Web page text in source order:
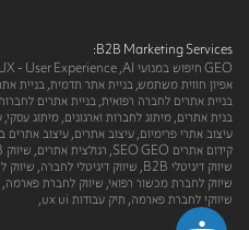
B2B Marketing Services:
GEO חיפוש במנועי AI, - User Experience,
אפיון חווית משתמש,בניית אתר תדמית,בניית
בניית אתרים לחברה רפואית,בניית אתרים
בנית אתרים,מיתוג לחברות וארגונים,מיתוג עסקי,
עיצוב אתרי פרימיום,עיצוב אתרים,עיצוב
קידום אתרים SEO GEO, רגולצית אתרים,שיווק B2B,
שיווק דיגיטלי B2B, שיווק דיגיטלי לחברה,שיווק
שיווק לחברת מכשור רפואי,שיווק לחברת פארמה,
שיווקי לחברת פארמה,תיק עבודות ux ui,